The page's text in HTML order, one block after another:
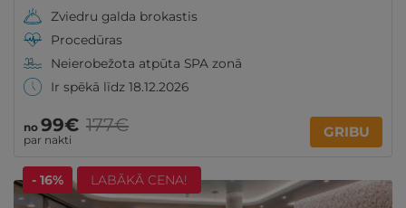
Zviedru galda brokastis
Procedūras
Neierobežota atpūta SPA zonā
Ir spēkā līdz 18.12.2026
no 99€
par nakti
177€ GRIBU
- 16% LABĀKĀ CENA!